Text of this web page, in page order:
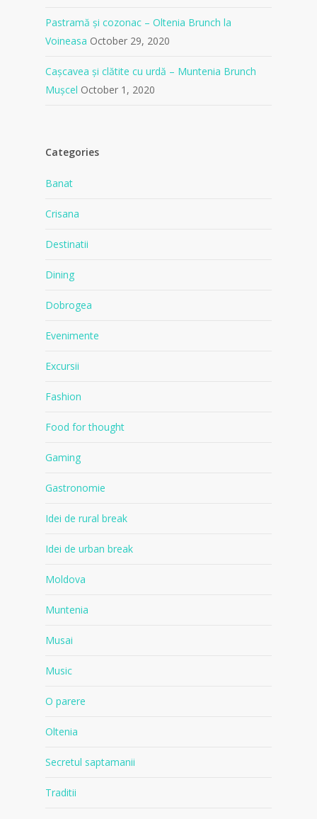
Pastramă și cozonac – Oltenia Brunch la
Voineasa October 29, 2020
Cașcavea și clătite cu urdă – Muntenia Brunch
Mușcel October 1, 2020
Categories
Banat
Crisana
Destinatii
Dining
Dobrogea
Evenimente
Excursii
Fashion
Food for thought
Gaming
Gastronomie
Idei de rural break
Idei de urban break
Moldova
Muntenia
Musai
Music
O parere
Oltenia
Secretul saptamanii
Traditii